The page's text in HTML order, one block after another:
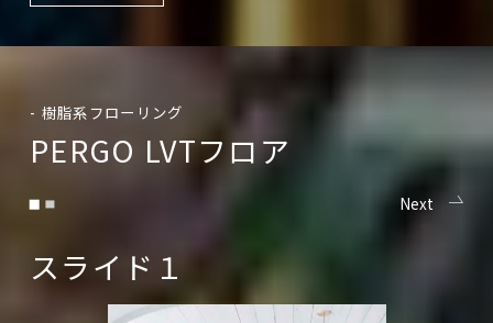
- 樹脂系フローリング
PERGO LVTフ ロア
Next
スライド１